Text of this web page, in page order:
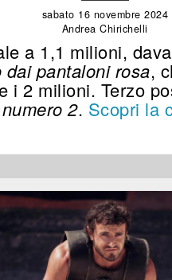
sabato 16 novembre 2024
Andrea Chirichelli
a 1,1 milioni,
dai pantaloni rosa,
i 2 milioni. Terzo
2. Scopri la